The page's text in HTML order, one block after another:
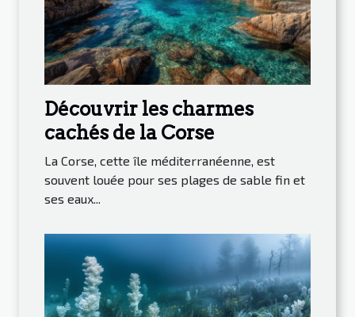
Découvrir les charmes
cachés de la Corse
La Corse, cette île méditerranéenne, est
souvent louée pour ses plages de sable fin et
ses eaux...